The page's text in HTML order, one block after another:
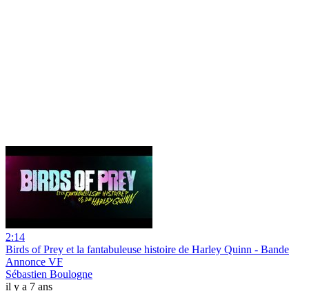
2:14
Birds of Prey et la fantabuleuse histoire de Harley Quinn - Bande
Annonce VF
Sébastien Boulogne
il y a 7 ans